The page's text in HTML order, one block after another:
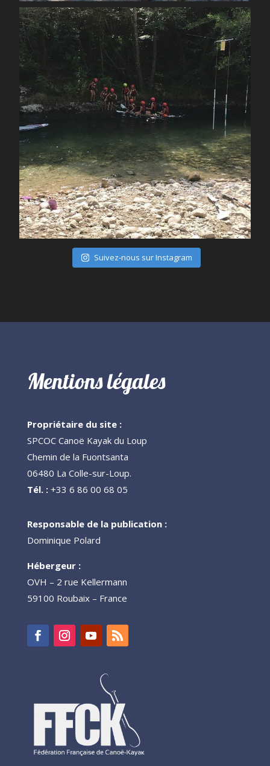
spcoccanoekayakduloup
Juil 28
Suivez-nous sur Instagram
Mentions légales
Propriétaire du site :
SPCOC Canoë Kayak du Loup
Chemin de la Fuontsanta
06480 La Colle-sur-Loup.
Tél. :+33 6 86 00 68 05
Responsable de la publication :
Dominique Polard
Hébergeur :
OVH – 2 rue Kellermann
59100 Roubaix – France